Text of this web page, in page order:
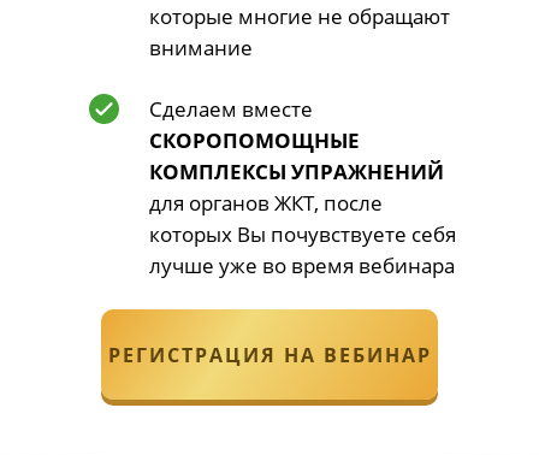
Сделаем вместе
СКОРОПОМОЩНЫЕ
КОМПЛЕКСЫ УПРАЖНЕНИЙ
для органов ЖКТ, после
которых Вы почувствуете себя
лучше уже во время вебинара
которые многие не обращают
внимание
РЕГИСТРАЦИЯ НА ВЕБИНАР